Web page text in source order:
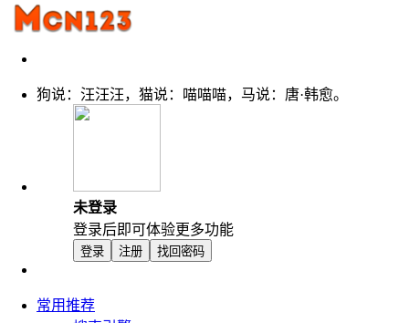
狗说：汪汪汪，猫说：喵喵喵，马说：唐·韩愈。
未登录
登录后即可体验更多功能
登录 注册 找回密码
常用推荐